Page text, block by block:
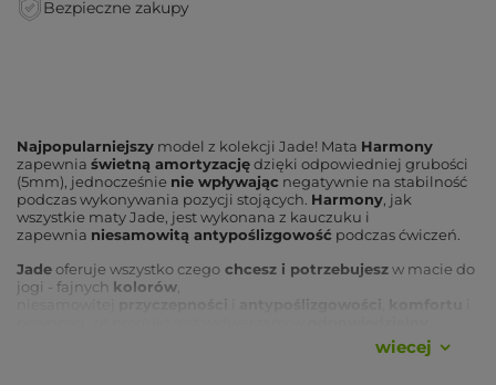
Bezpieczne zakupy
Najpopularniejszy model z kolekcji Jade! Mata Harmony
zapewnia świetną amortyzacjędzięki odpowiedniej grubości
(5mm), jednocześnie nie wpływając negatywnie na stabilność
podczas wykonywania pozycji stojących. Harmony, jak
wszystkie maty Jade, jest wykonana z kauczuku i
zapewnia niesamowitą antypoślizgowość podczas ćwiczeń.
Jadeoferuje wszystko czego chcesz i potrzebujeszw macie do
jogi - fajnych kolorów
. Wszystkie maty Jade są wykonane
, zbieranego z drzew kauczukowych.
wiecej